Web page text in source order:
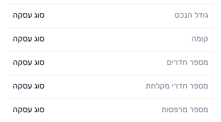
גודל הנכס סוג עסקה
קומה סוג עסקה
מספר חדרים סוג עסקה
מספר חדרי מקלחת סוג עסקה
מספר מרפסות סוג עסקה